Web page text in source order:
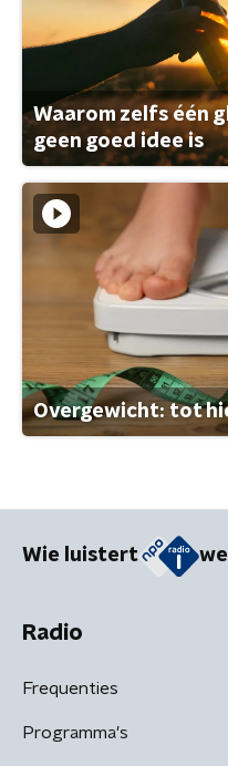
Waarom zelfs één
geen goed idee is
Overgewicht: tot
Wie luistert
Radio
Frequenties
Programma's